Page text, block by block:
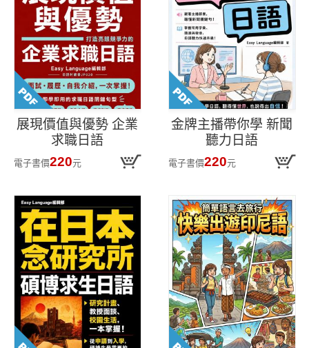
展現價值與優勢 企業
求職日語
電子書價220元
金牌主播帶你學 新聞
聽力日語
電子書價220元